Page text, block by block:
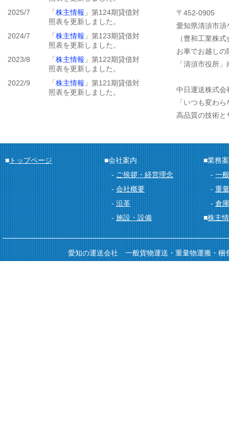
2025/7
「 株主情報 」第124期貸借対
照表を更新しました。
2024/7
「 株主情報 」第123期貸借対
照表を更新しました。
2023/8
「 株主情報 」第122期貸借対
照表を更新しました。
2022/9
「 株主情報 」第121期貸借対
照表を更新しました。
〒452-0905
愛知県清須市
（豊和工業株
お車でお越し
「清須市役所
中日運送株式会
「いつも変わ
高品質の技術
■トップページ ■会社案内
■業務
-ご挨拶・経営理念 -一
-会社概要 -重
-沿革 -倉
-施設・設備 ■株主
愛知の運送会社 一般貨物運送・重量物運搬・